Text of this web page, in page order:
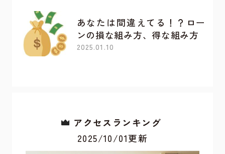
あなたは間違えてる！？ロー
ンの損な組み方、得な組み方
2025.01.10
アクセスランキング
2025/10/01更新